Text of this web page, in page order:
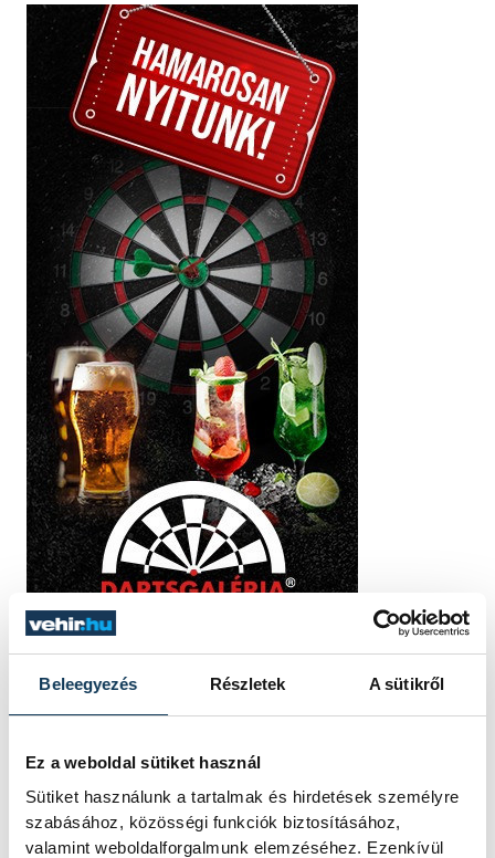
Beleegyezés Részletek A sütikről
Ez a weboldal sütiket használ
Sütiket használunk a tartalmak és hirdetések személyre
szabásához, közösségi funkciók biztosításához,
valamint weboldalforgalmunk elemzéséhez. Ezenkívül
TOVÁBBI CIKKEK
KÉK FÉNY